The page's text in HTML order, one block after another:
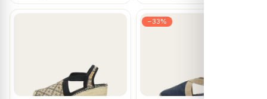
−33%